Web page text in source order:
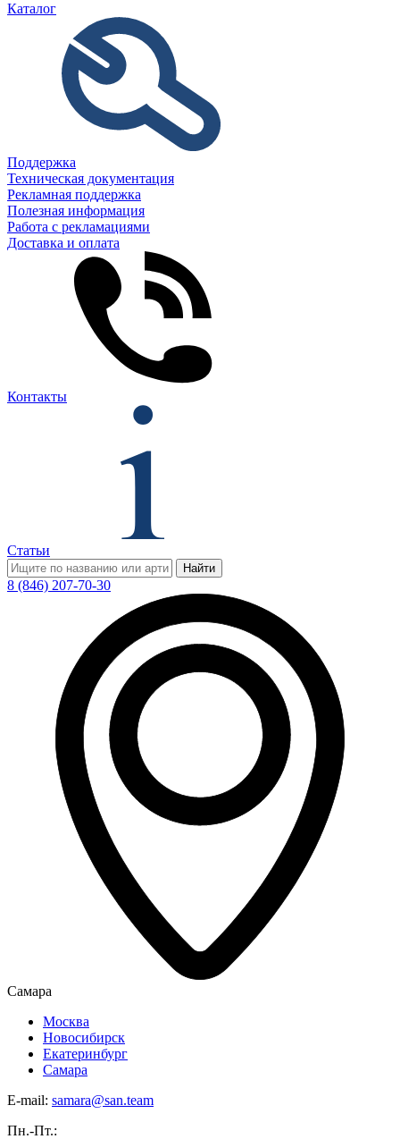
Каталог
Поддержка
Техническая документация
Рекламная поддержка
Полезная информация
Работа с рекламациями
Доставка и оплата
Контакты
Статьи
Найти
8 (846) 207-70-30
Самара
Москва
Новосибирск
Екатеринбург
Самара
E-mail: samara@san.team
Пн.-Пт.: